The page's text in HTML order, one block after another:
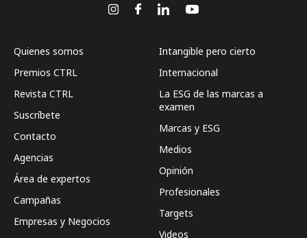
Quienes somos
Premios CTRL
Revista CTRL
Suscríbete
Contacto
Agencias
Área de expertos
Campañas
Empresas y Negocios
Intangible pero cierto
Internacional
La ESG de las marcas a
examen
Marcas y ESG
Medios
Opinión
Profesionales
Targets
Videos